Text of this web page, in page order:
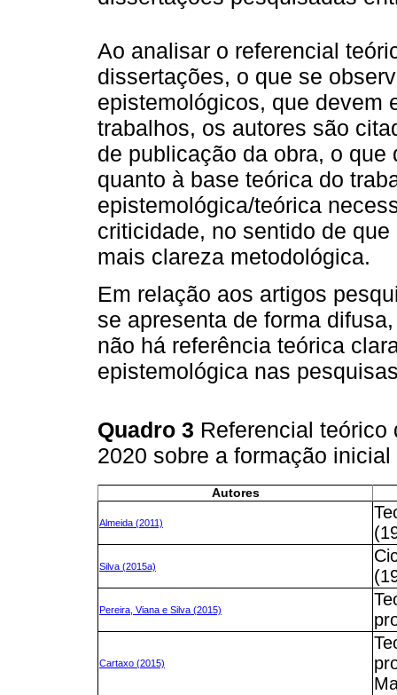
Ao analisar o referencial
dissertações, o que se
epistemológicos, que devem
trabalhos, os autores são
de publicação da obra, o
quanto à base teórica do
epistemológica/teórica
criticidade, no sentido de
mais clareza metodológica.
Em relação aos artigos
se apresenta de forma
não há referência teórica
epistemológica nas
Quadro 3 Referencial
2020 sobre a formação
Autores
Almeida (2011)
Silva (2015a)
Pereira, Viana e Silva (2015)
Cartaxo (2015)